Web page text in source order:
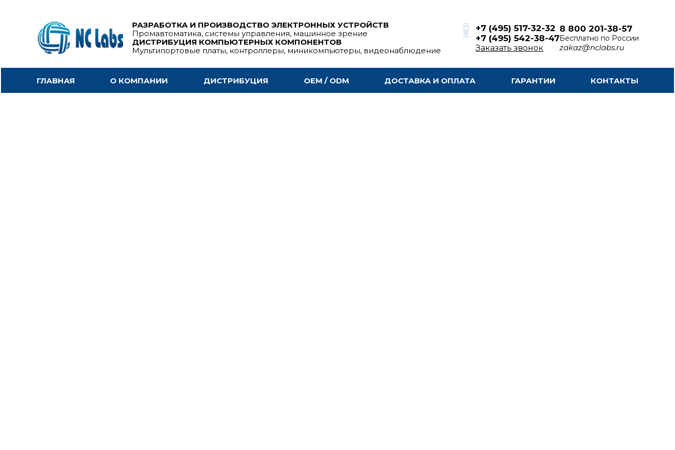
РАЗРАБОТКА И ПРОИЗВОДСТВО ЭЛЕКТРОННЫХ УСТРОЙСТВ
Промавтоматика, системы управления, машинное зрение
ДИСТРИБУЦИЯ КОМПЬЮТЕРНЫХ КОМПОНЕНТОВ
Мультипортовые платы, контроллеры, миникомпьютеры, видеонаблюдение
+7 (495) 517-32-32
+7 (495) 542-38-47
Заказать звонок
8 800 201-38-57
Бесплатно по России
zakaz@nclabs.ru
ГЛАВНАЯ О КОМПАНИИ ДИСТРИБУЦИЯ OEM / ODM ДОСТАВКА И ОПЛАТА ГАРАНТИИ КОНТАКТЫ